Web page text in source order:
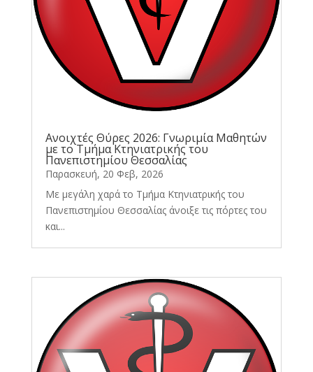
Ανοιχτές Θύρες 2026: Γνωριμία Μαθητών
με το Τμήμα Κτηνιατρικής του
Πανεπιστημίου Θεσσαλίας
Παρασκευή, 20 Φεβ, 2026
Με μεγάλη χαρά το Τμήμα Κτηνιατρικής του
Πανεπιστημίου Θεσσαλίας άνοιξε τις πόρτες του
και...